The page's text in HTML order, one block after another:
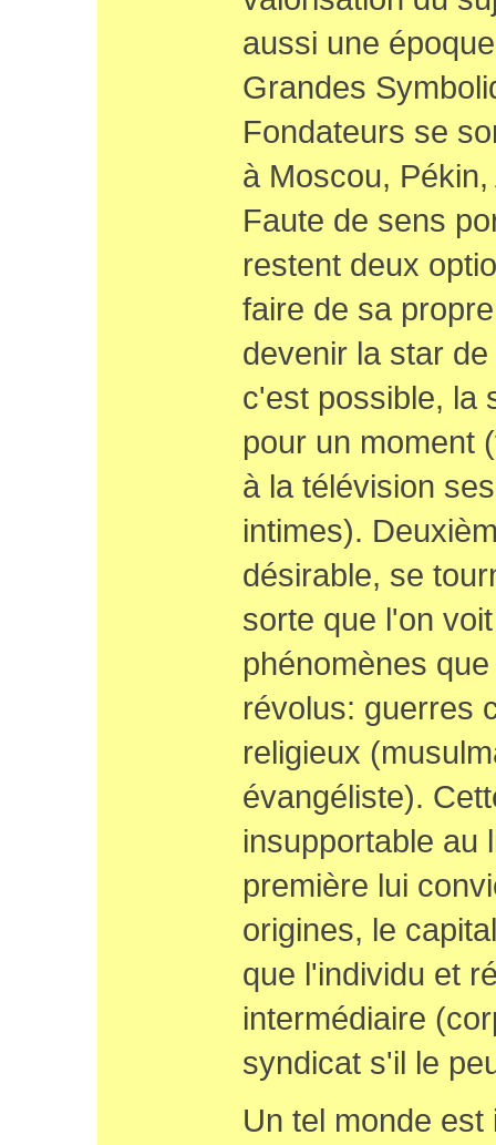
aussi une
Grandes
Fondateurs se
à Moscou,
Faute de sens
restent deux
faire de sa
devenir la star
c'est possible, la
pour un moment
à la télévision
intimes).
désirable, se
sorte que l'on
phénomènes
révolus: guerres
religieux
évangéliste).
insupportable au
première lui
origines, le
que l'individu et
intermédiaire
syndicat s'il le
Un tel monde